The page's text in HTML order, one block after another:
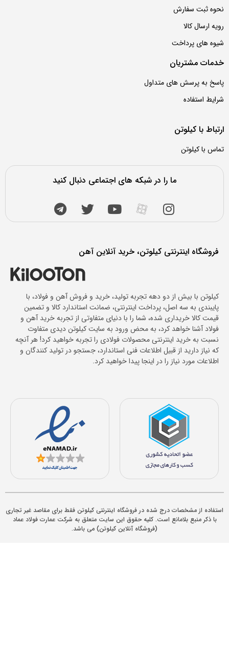
ثبت سفارش
ارسال کالا
های پرداخت
مشتریان
به پرسش های متداول
استفاده
با کیلوتن
با کیلوتن
ما را در شبکه های اجتماعی دنبال کنید
فروشگاه اینترنتی کیلوتن، خرید آنلاین آهن
کیلوتن با بیش از دو دهه تجربه تولید، خرید و فروش آهن و فولاد، با
پایبندی به سه اصل، پرداخت اینترنتی، ضمانت استاندارد کالا و تضمین
قیمت کالا خریداری شده، شما را با دنیای متفاوتی از تجربه خرید آهن و
فولاد آشنا خواهد کرد، به محض ورود به سایت کیلوتن دیدی متفاوت
نسبت به خرید اینترنتی محصولات فولادی را تجربه خواهید کرد! هر آنچه
که نیاز دارید از قبیل اطلاعات فنی استاندارد، جستجو در تولید کنندگان و
اطلاعات مورد نیاز را در اینجا پیدا خواهید کرد.
استفاده از مشخصات درج شده در فروشگاه اینترنتی کیلوتن فقط برای مقاصد غیر تجاری
با ذکر منبع بلامانع است. کلیه حقوق اين سایت متعلق به شرکت عمارت فولاد عماد
(فروشگاه آنلاین کیلوتن) می باشد.